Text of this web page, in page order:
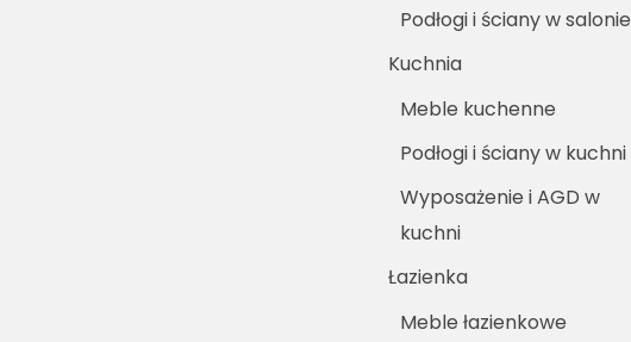
Podłogi i ściany w salonie
Kuchnia
Meble kuchenne
Podłogi i ściany w kuchni
Wyposażenie i AGD w
kuchni
Łazienka
Meble łazienkowe